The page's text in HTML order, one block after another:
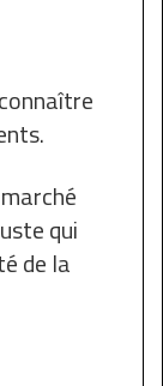
qui
de la